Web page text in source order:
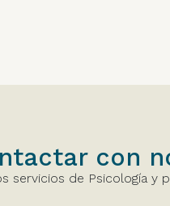
con
servicios de Psicología y